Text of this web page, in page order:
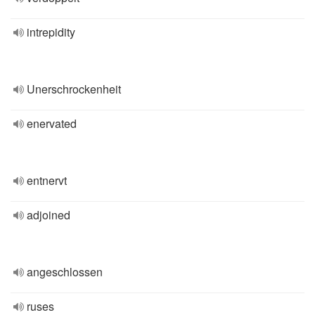
intrepidity
Unerschrockenheit
enervated
entnervt
adjoined
angeschlossen
ruses